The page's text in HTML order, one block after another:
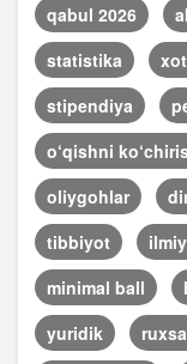
qabul 2026
statistika
stipendiya
o‘qishni
oliygohlar
tibbiyot
minimal ball
yuridik